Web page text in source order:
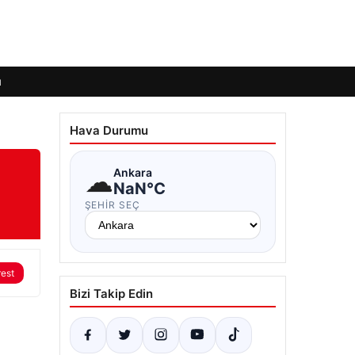
Hava Durumu
☁Ankara
NaN°C
ŞEHIR SEÇ
Bizi Takip Edin